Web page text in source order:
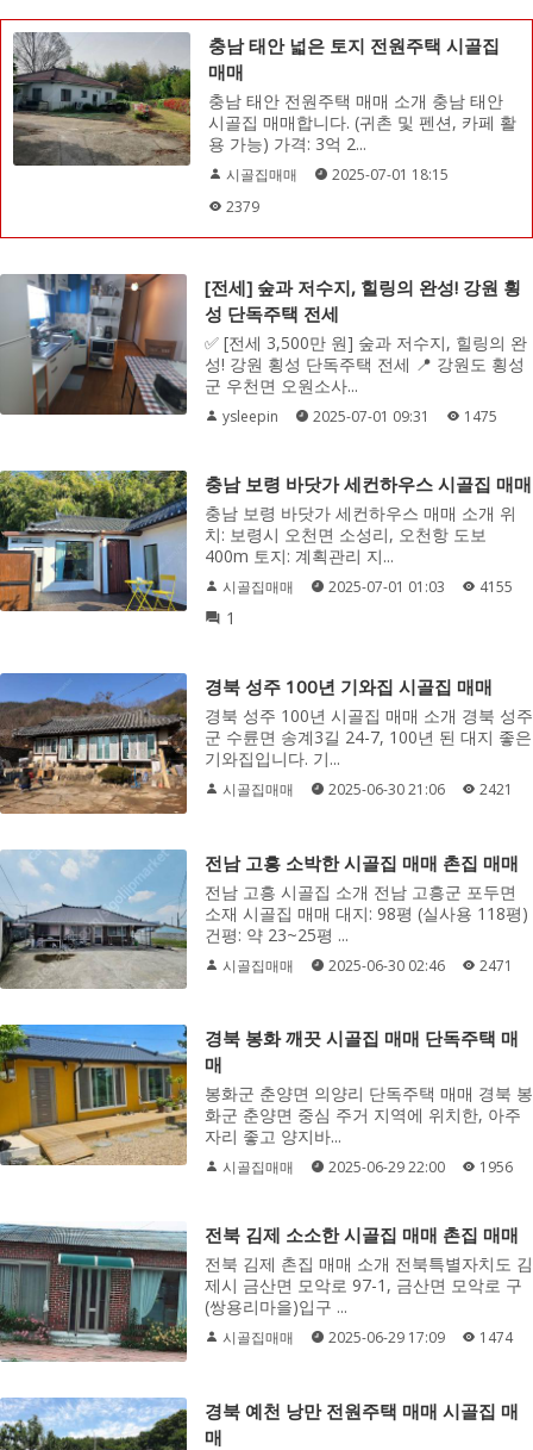
충남 태안 넓은 토지 전원주택 시골집
매매
충남 태안 전원주택 매매 소개 충남 태안
시골집 매매합니다. (귀촌 및 펜션, 카페 활
용 가능) 가격: 3억 2...
시골집매매
2025-07-01 18:15
2379
[전세] 숲과 저수지, 힐링의 완성! 강원 횡
성 단독주택 전세
✅ [전세 3,500만 원] 숲과 저수지, 힐링의 완
성! 강원 횡성 단독주택 전세 📍 강원도 횡성
군 우천면 오원소사...
ysleepin 2025-07-01 09:31 1475
충남 보령 바닷가 세컨하우스 시골집 매매
충남 보령 바닷가 세컨하우스 매매 소개 위
치: 보령시 오천면 소성리, 오천항 도보
400m 토지: 계획관리 지...
시골집매매 2025-07-01 01:03 4155
1
경북 성주 100년 기와집 시골집 매매
경북 성주 100년 시골집 매매 소개 경북 성주
군 수륜면 송계3길 24-7, 100년 된 대지 좋은
기와집입니다. 기...
시골집매매 2025-06-30 21:06 2421
전남 고흥 소박한 시골집 매매 촌집 매매
전남 고흥 시골집 소개 전남 고흥군 포두면
소재 시골집 매매 대지: 98평 (실사용 118평)
건평: 약 23~25평 ...
시골집매매 2025-06-30 02:46 2471
경북 봉화 깨끗 시골집 매매 단독주택 매
매
봉화군 춘양면 의양리 단독주택 매매 경북 봉
화군 춘양면 중심 주거 지역에 위치한, 아주
자리 좋고 양지바...
시골집매매 2025-06-29 22:00 1956
전북 김제 소소한 시골집 매매 촌집 매매
전북 김제 촌집 매매 소개 전북특별자치도 김
제시 금산면 모악로 97-1, 금산면 모악로 구
(쌍용리마을)입구 ...
시골집매매 2025-06-29 17:09 1474
경북 예천 낭만 전원주택 매매 시골집 매
매